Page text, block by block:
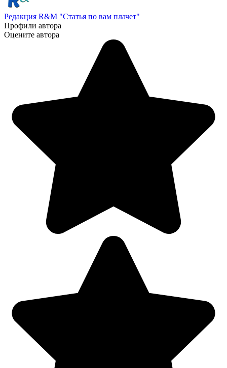
Редакция R&M "Статья по вам плачет"
Профили автора
Оцените автора